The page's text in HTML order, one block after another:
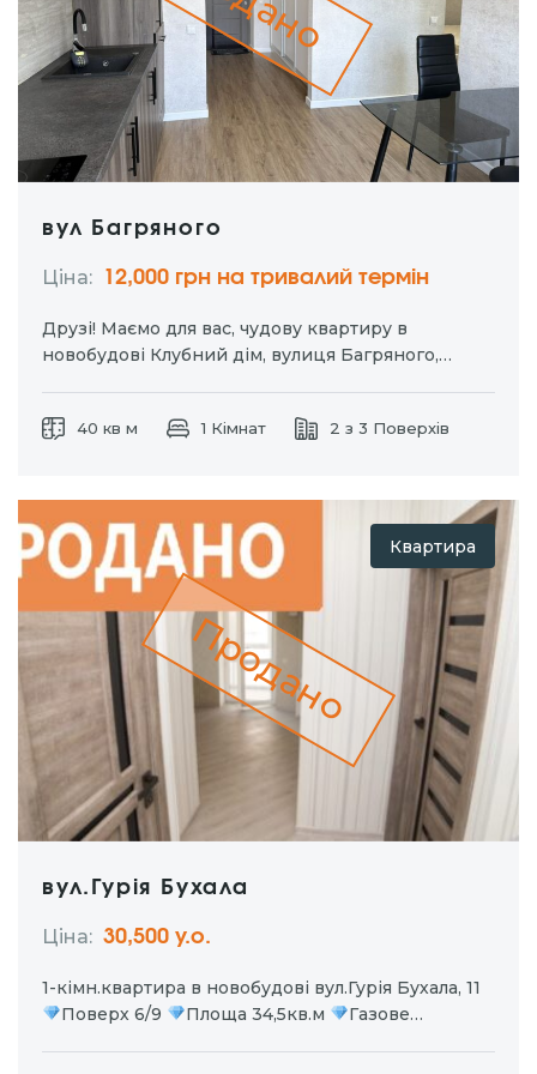
вул Багряного
Ціна: 12,000 грн на тривалий термін
Друзі! Маємо для вас, чудову квартиру в
новобудові Клубний дім, вулиця Багряного,
укомплектована 12 000грн + комун.послуги
40 кв м 1 Кімнат 2 з 3 Поверхів
Квартира
Продано
вул.Гурія Бухала
Ціна: 30,500 у.о.
1-кімн.квартира в новобудові вул.Гурія Бухала, 11
Поверх 6/9
Площа 34,5кв.м
Газове